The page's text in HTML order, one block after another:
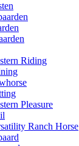
Riding
Pleasure
Ranch Horse